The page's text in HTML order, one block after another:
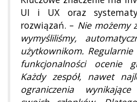
UI i UX oraz
rozwiązań. – Nie możemy
wymyśliliśmy,
użytkownikom.
funkcjonalności ocenie
Każdy zespół, nawet
ograniczenia